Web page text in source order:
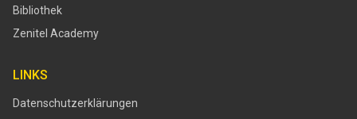
Bibliothek
Zenitel Academy
LINKS
Datenschutzerklärungen